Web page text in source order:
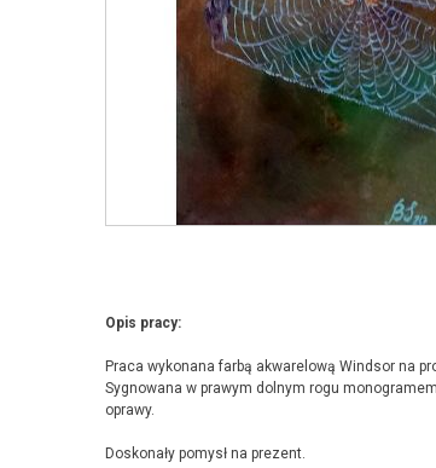
Opis pracy:
Praca wykonana farbą akwarelową Windsor na
Sygnowana w prawym dolnym rogu
oprawy.
Doskonały pomysł na prezent.